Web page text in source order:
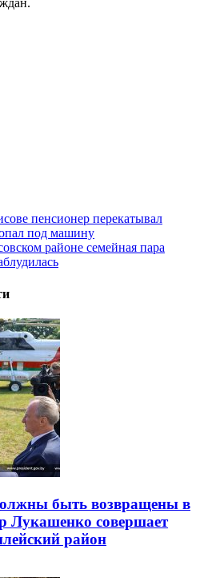
пенсионер перекатывал
под машину
районе семейная пара
быть возвращены в
Лукашенко совершает
район